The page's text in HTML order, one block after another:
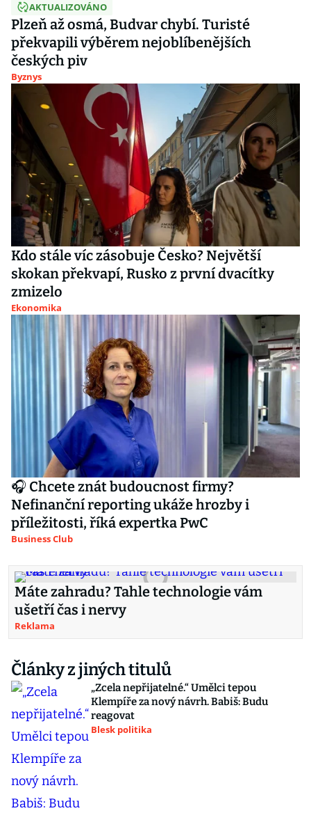
AKTUALIZOVÁNO
Plzeň až osmá, Budvar chybí. Turisté
překvapili výběrem nejoblíbenějších
českých piv
Byznys
Kdo stále víc zásobuje Česko? Největší
skokan překvapí, Rusko z první dvacítky
zmizelo
Ekonomika
🎧 Chcete znát budoucnost firmy?
Nefinanční reporting ukáže hrozby i
příležitosti, říká expertka PwC
Business Club
Máte zahradu? Tahle technologie vám
ušetří čas i nervy
Reklama
Články z jiných titulů
„Zcela nepřijatelné.“ Umělci tepou
Klempíře za nový návrh. Babiš: Budu
reagovat
Blesk politika